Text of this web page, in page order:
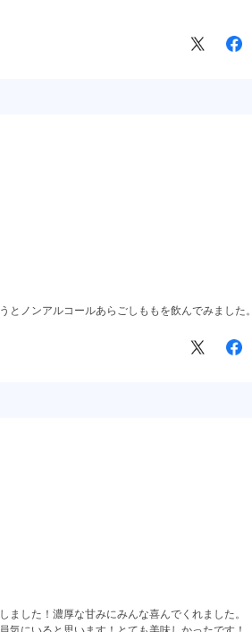
ノンアルコールあらごしももを飲んでみました
した！濃厚な甘みにみんな喜んでくれました。